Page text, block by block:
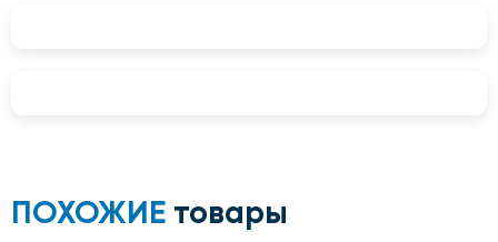
ПОХОЖИЕ товары